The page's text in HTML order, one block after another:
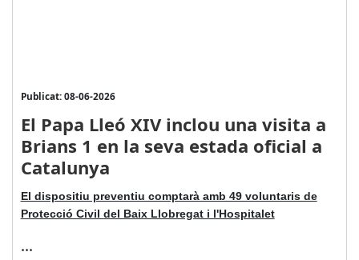
Publicat: 08-06-2026
El Papa Lleó XIV inclou una visita a
Brians 1 en la seva estada oficial a
Catalunya
El dispositiu preventiu comptarà amb 49 voluntaris de
Protecció Civil del Baix Llobregat i l'Hospitalet
...